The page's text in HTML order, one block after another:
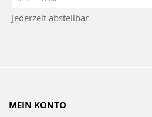
Newsletter:
Jederzeit abstellbar
MEIN KONTO